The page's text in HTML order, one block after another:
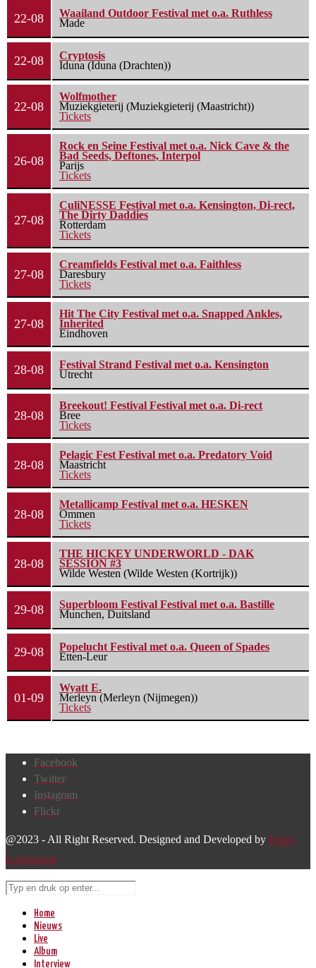
22-08
Waailand Outdoor Festival met o.a. Ruthless
Made
22-08
Cryptosis
Iduna (Iduna (Drachten))
22-08
Wolfmother
Muziekgieterij (Muziekgieterij (Maastricht))
Tickets
26-08
Rock en Seine Festival met o.a. Nick Cave & the
Bad Seeds, Deftones, Interpol
Parijs
Tickets
27-08
CuliNESSE Festival met o.a. Kensington, Di-rect,
The Dirty Daddies
Rotterdam
Tickets
27-08
Creamfields Festival met o.a. Faithless
Daresbury
Tickets
27-08
Hit The City Festival met o.a. Snapped Ankles,
Inherited
Eindhoven
28-08
Festival Strand Festival met o.a. Kensington
Utrecht
28-08
Breekout! Festival Festival met o.a. Di-rect
Bree
Tickets
28-08
Pelagic Fest Festival met o.a. Predatory Void
Maastricht
Tickets
28-08
Metallicamp Festival met o.a. HESKEN
Ommen
Tickets
28-08
THE HICKEY UNDERWORLD - DAK
SESSION #3
Wilde Westen (Wilde Westen (Kortrijk))
29-08
Superbloom Festival Festival met o.a. Bastille
Munchen, Duitsland
29-08
Popelucht Festival met o.a. Queen of Spades
Etten-Leur
01-09
Wyatt E.
Merleyn (Merleyn (Nijmegen))
Tickets
Facebook
Twitter
Instagram
Flickr
@2023 - All Right Reserved. Designed and Developed by Harm
Lourenssen
Home
Nieuws
Live
Album
Interview